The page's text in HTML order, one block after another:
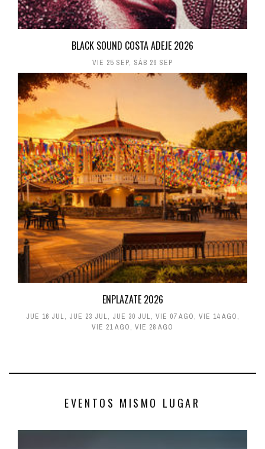
BLACK SOUND COSTA ADEJE 2026
VIE 25 SEP, SÁB 26 SEP
ENPLAZATE 2026
JUE 16 JUL, JUE 23 JUL, JUE 30 JUL, VIE 07 AGO, VIE 14 AGO,
VIE 21 AGO, VIE 28 AGO
EVENTOS MISMO LUGAR